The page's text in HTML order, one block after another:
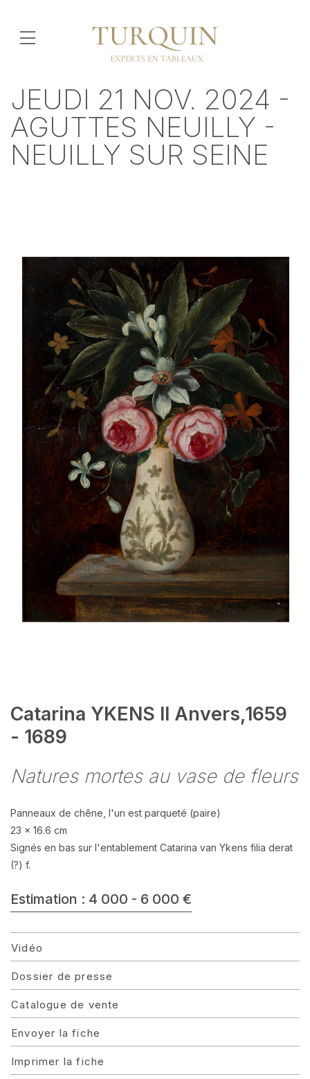
JEUDI 21 NOV. 2024 -
AGUTTES NEUILLY -
NEUILLY SUR SEINE
Catarina YKENS II Anvers,1659
- 1689
Natures mortes au vase de fleurs
Panneaux de chêne, l'un est parqueté (paire)
23 x 16.6 cm
Signés en bas sur l'entablement Catarina van Ykens filia derat
(?) f.
Estimation : 4 000 - 6 000 €
Vidéo
Dossier de presse
Catalogue de vente
Envoyer la fiche
Imprimer la fiche